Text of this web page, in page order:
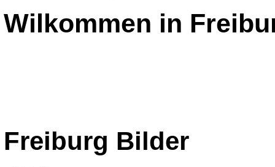
Wilkommen in
Freiburg Bilder